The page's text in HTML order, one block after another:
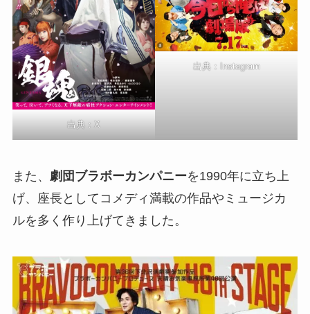
出典： X
出典： Instagram
また、 劇団ブラボーカンパニーを1990年に立ち上
げ、座長としてコメディ満載の作品やミュージカ
ルを多く作り上げてきました。